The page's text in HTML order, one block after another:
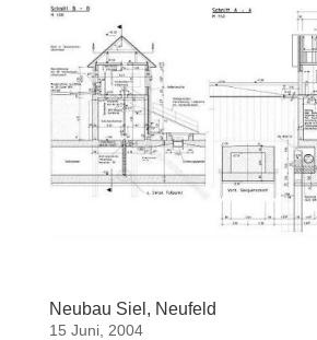
Neubau Siel, Neufeld
15 Juni, 2004